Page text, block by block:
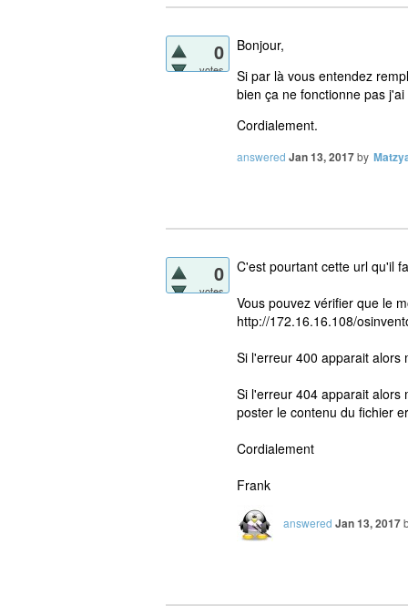
0
votes
Bonjour,
Si par là vous entendez
bien ça ne fonctionne pas
Cordialement.
answered Jan 13, 2017by
0
votes
C'est pourtant cette url qu'il
Vous pouvez vérifier que le
http://172.16.16.108/
Si l'erreur 400 apparait alors
Si l'erreur 404 apparait alors
poster le contenu du fichier
Cordialement
Frank
answered Jan 13, 2017